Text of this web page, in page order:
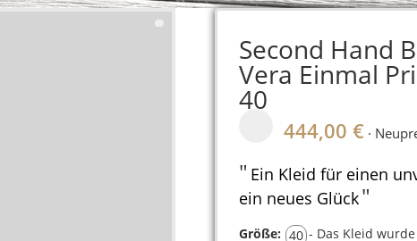
Second Hand
Vera Einmal
40
444,00 € ·
" Ein Kleid für einen
ein neues Glück"
Größe: 40 - Das Kleid